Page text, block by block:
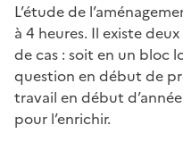
L’étude de
à 4 heures. Il existe
de cas : soit en un bloc
question en début de
travail en début
pour l’enrichir.